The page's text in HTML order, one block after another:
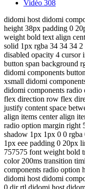
Vidéo 308
didomi host didomi
height 38px padding 0
weight bold text align
solid 1px rgba 34 34 34
disabled opacity 4 cursor
button span background
didomi components
xsmall didomi
didomi components
flex direction row flex
justify content space
align items center align
radio option margin right
shadow 1px 1px 0 0
1px eee padding 0 20px
757575 font weight bold
color 200ms transition
components radio option
didomi host didomi
0 dir rtl didomi host